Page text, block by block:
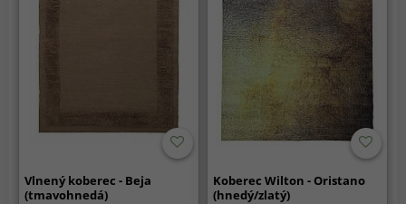
Vlnený koberec - Beja
(tmavohnedá)
Koberec Wilton - Oristano
(hnedý/zlatý)